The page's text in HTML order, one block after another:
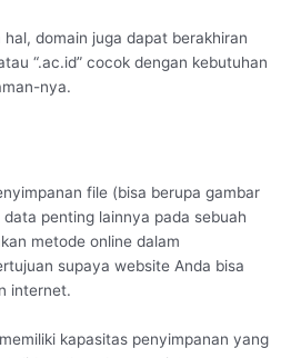
domain juga dapat berakhiran
“.ac.id” cocok dengan kebutuhan
nya.
file (bisa berupa gambar
penting lainnya pada sebuah
metode online dalam
supaya website Anda bisa
internet.
kapasitas penyimpanan yang